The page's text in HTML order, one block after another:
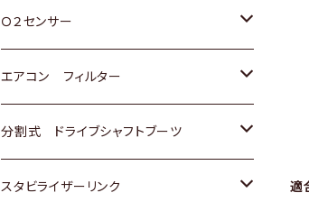
適
スバル
三菱
スバル
ダイハツ
マツダ
三菱
スバル
ダイハツ
三菱
スバル
ホンダ
スズキ
日産
いすゞ
Ｏ２センサー
トヨタ
ホンダ
スズキ
エアコン フィルター
トヨタ
ホンダ
分割式 ドライブシャフトブーツ
トヨタ
スタビライザーリンク